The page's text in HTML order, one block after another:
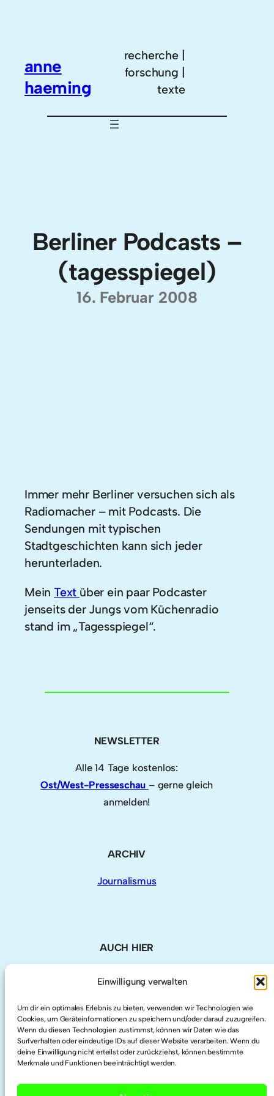
Einwilligung verwalten
Um dir ein optimales Erlebnis zu bieten, verwenden wir Technologien wie
Cookies, um Geräteinformationen zu speichern und/oder darauf zuzugreifen.
Wenn du diesen Technologien zustimmst, können wir Daten wie das
Surfverhalten oder eindeutige IDs auf dieser Website verarbeiten. Wenn du
deine Einwilligung nicht erteilst oder zurückziehst, können bestimmte
Merkmale und Funktionen beeinträchtigt werden.
anne
haeming
recherche |
forschung |
texte
Berliner Podcasts –
(tagesspiegel)
16. Februar 2008
Immer mehr Berliner versuchen sich als
Radiomacher – mit Podcasts. Die
Sendungen mit typischen
Stadtgeschichten kann sich jeder
herunterladen.
MeinText über ein paar Podcaster
jenseits der Jungs vom Küchenradio
stand im „Tagesspiegel“.
NEWSLETTER
Alle 14 Tage kostenlos:
Ost/West-Presseschau – gerne gleich
anmelden!
ARCHIV
Journalismus
AUCH HIER
LinkedIn
Twitter
Researchgate